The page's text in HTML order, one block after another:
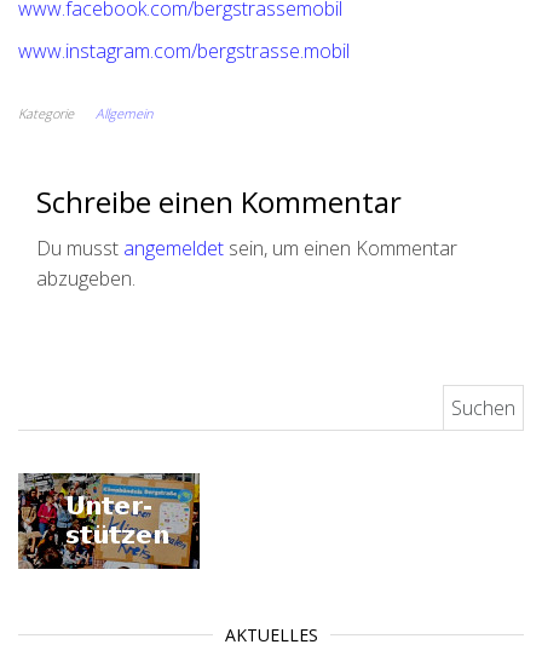
www.facebook.com/bergstrassemobil
www.instagram.com/bergstrasse.mobil
Kategorie Allgemein
Schreibe einen Kommentar
Du musst angemeldet sein, um einen Kommentar
abzugeben.
AKTUELLES